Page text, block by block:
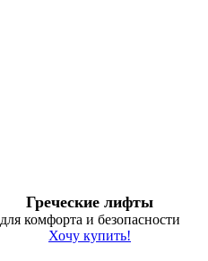
Греческие лифты
для комфорта и безопасности
Хочу купить!